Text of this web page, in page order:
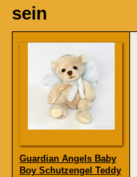
sein
Guardian Angels Baby
Boy Schutzengel Teddy